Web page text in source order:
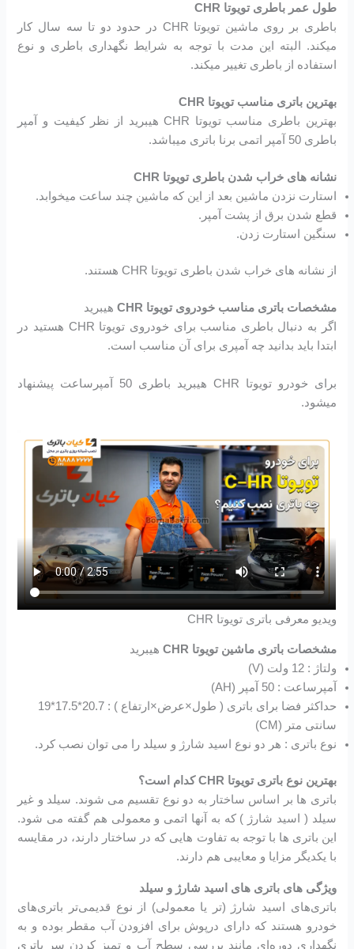
طول عمر باطری تویوتا CHR
باطری بر روی ماشین تویوتا CHR در حدود دو تا سه سال کار
میکند. البته این مدت با توجه به شرایط نگهداری باطری و نوع
استفاده از باطری تغییر میکند.
بهترین باتری مناسب تویوتا CHR
بهترین باطری مناسب تویوتا CHR هیبرید از نظر کیفیت و آمپر
باطری 50 آمپر اتمی برنا باتری میباشد.
نشانه های خراب شدن باطری تویوتا CHR
استارت نزدن ماشین بعد از این که ماشین چند ساعت میخوابد.
قطع شدن برق از پشت آمپر.
سنگین استارت زدن.
از نشانه های خراب شدن باطری تویوتا CHR هستند.
مشخصات باتری مناسب خودروی تویوتا CHR
هیبرید
اگر به دنبال باطری مناسب برای خودروی تویوتا CHR هستید در
ابتدا باید بدانید چه آمپری برای آن مناسب است.
برای خودرو تویوتا CHR هیبرید باطری 50 آمپرساعت پیشنهاد
میشود.
ویدیو معرفی باتری تویوتا CHR
مشخصات باتری ماشین تویوتا CHR
هیبرید
ولتاژ : 12 ولت (V)
آمپرساعت : 50 آمپر (AH)
حداکثر فضا برای باتری ( طول×عرض×ارتفاع ) : 20.7*17.5*19
سانتی متر (CM)
نوع باتری : هر دو نوع اسید شارژ و سیلد را می توان نصب کرد.
بهترین نوع باتری تویوتا CHR کدام است؟
باتری ها بر اساس ساختار به دو نوع تقسیم می شوند. سیلد و غیر
سیلد ( اسید شارژ ) که به آنها اتمی و معمولی هم گفته می شود.
این باتری ها با توجه به تفاوت هایی که در ساختار دارند، در مقایسه
با یکدیگر مزایا و معایبی هم دارند.
ویژگی های باتری های اسید شارژ و سیلد
باتری‌های اسید شارژ (تر یا معمولی) از نوع قدیمی‌تر باتری‌های
خودرو هستند که دارای درپوش برای افزودن آب مقطر بوده و به
نگهداری دوره‌ای مانند بررسی سطح آب و تمیز کردن سر باتری